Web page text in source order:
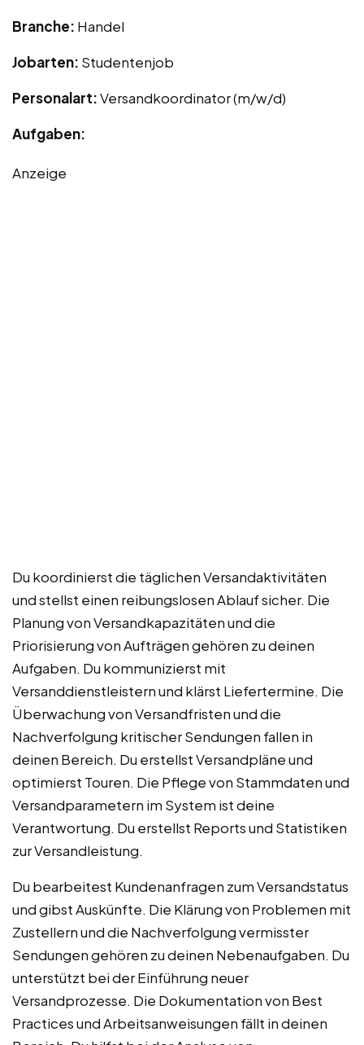
Branche: Handel
Jobarten: Studentenjob
Personalart:Versandkoordinator (m/w/d)
Aufgaben:
Anzeige
Du koordinierst die täglichen Versandaktivitäten
und stellst einen reibungslosen Ablauf sicher. Die
Planung von Versandkapazitäten und die
Priorisierung von Aufträgen gehören zu deinen
Aufgaben. Du kommunizierst mit
Versanddienstleistern und klärst Liefertermine. Die
Überwachung von Versandfristen und die
Nachverfolgung kritischer Sendungen fallen in
deinen Bereich. Du erstellst Versandpläne und
optimierst Touren. Die Pflege von Stammdaten und
Versandparametern im System ist deine
Verantwortung. Du erstellst Reports und Statistiken
zur Versandleistung.
Du bearbeitest Kundenanfragen zum Versandstatus
und gibst Auskünfte. Die Klärung von Problemen mit
Zustellern und die Nachverfolgung vermisster
Sendungen gehören zu deinen Nebenaufgaben. Du
unterstützt bei der Einführung neuer
Versandprozesse. Die Dokumentation von Best
Practices und Arbeitsanweisungen fällt in deinen